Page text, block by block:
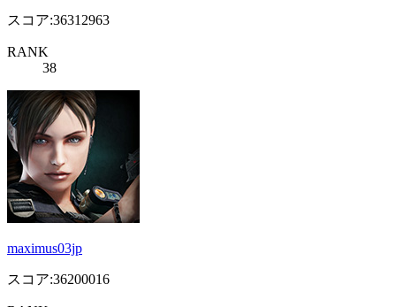
スコア:36312963
RANK
38
maximus03jp
スコア:36200016